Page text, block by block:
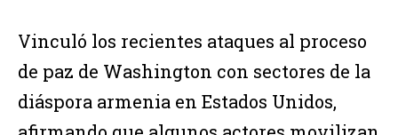
Vinculó los recientes ataques al proceso
de paz de Washington con sectores de la
diáspora armenia en Estados Unidos,